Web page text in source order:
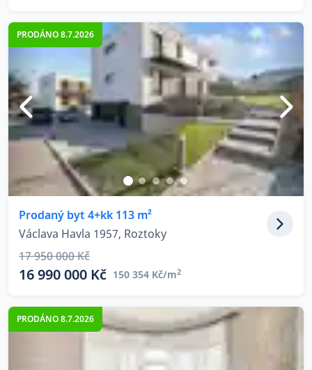
PRODÁNO 8.7.2026
Prodaný byt 4+kk 113 m²
Václava Havla 1957, Roztoky
17 950 000 Kč
16 990 000 Kč 150 354 Kč/m2
PRODÁNO 8.7.2026